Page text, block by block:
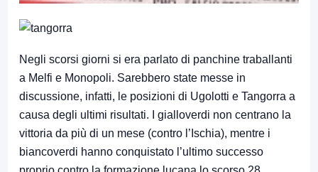
Negli scorsi giorni si era parlato di panchine traballanti
a Melfi e Monopoli. Sarebbero state messe in
discussione, infatti, le posizioni di Ugolotti e Tangorra a
causa degli ultimi risultati. I gialloverdi non centrano la
vittoria da più di un mese (contro l’Ischia), mentre i
biancoverdi hanno conquistato l’ultimo successo